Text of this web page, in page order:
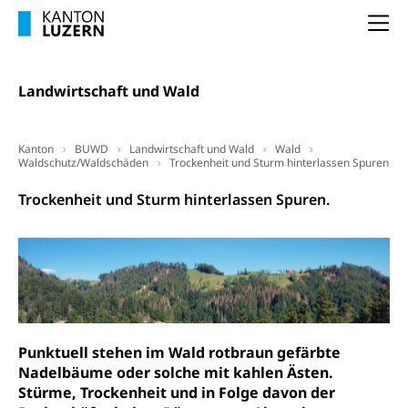
Landwirtschaft und Wald
Kanton BUWD Landwirtschaft und Wald
Wald
Waldschutz/Waldschäden
Trockenheit und Sturm hinterlassen Spuren
Trockenheit und Sturm hinterlassen Spuren.
Punktuell stehen im Wald rotbraun gefärbte
Nadelbäume oder solche mit kahlen Ästen.
Stürme, Trockenheit und in Folge davon der
Säule, Hilflosenentschädigung,
Ergänzungsleistungen, Altersvorsorge,
Hilfslosenentschädigung (WAS Luzern)
AHV-Beiträge (WAS Luzern)
IV-Leistungen (WAS Luzern)
Behinderung
geistige Behinderung, psychische Behinderung,
Erwerbsunfähigkeit, Behinderte
Inklusion im Sport
Kultur und Medien
Archive und Bibliotheken
Bücher, Bundesarchiv, Landesbibliothek
Staatsarchiv Luzern
Zentral- und Hochschulbibliothek
Kulturelle Einrichtungen
Museen, Theater, Bibliotheken